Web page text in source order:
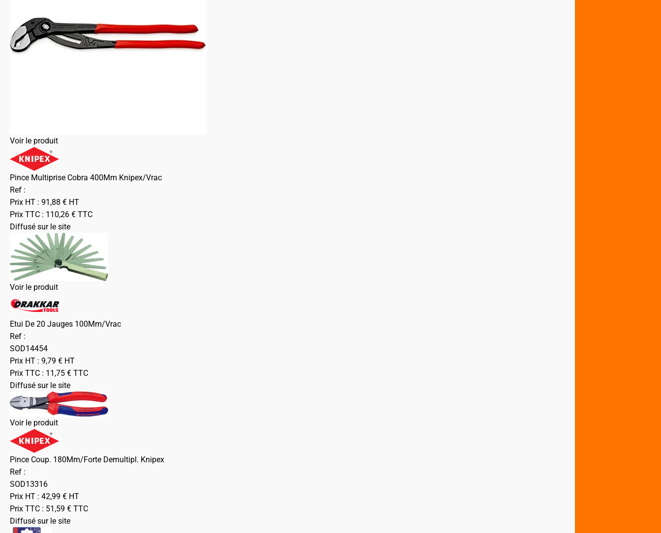
Voir le produit
Pince Multiprise Cobra 400Mm Knipex/Vrac
Ref :
Prix HT : 91,88 € HT
Prix TTC : 110,26 € TTC
Diffusé sur le site
Voir le produit
Etui De 20 Jauges 100Mm/Vrac
Ref :
SOD14454
Prix HT : 9,79 € HT
Prix TTC : 11,75 € TTC
Diffusé sur le site
Voir le produit
Pince Coup. 180Mm/Forte Demultipl. Knipex
Ref :
SOD13316
Prix HT : 42,99 € HT
Prix TTC : 51,59 € TTC
Diffusé sur le site